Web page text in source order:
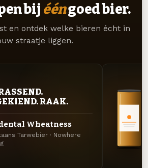
bij ééngoed bier.
en ontdek welke bieren écht in
straatje liggen.
RAAK.
Wheatness
Tarwebier · Nowhere